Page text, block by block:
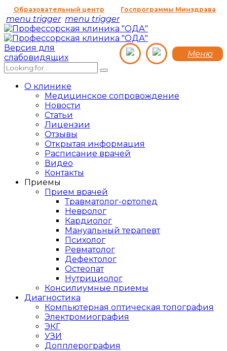
Образовательный центр Госпрограммы Минздрава
menu trigger menu trigger
Меню
Версия для
слабовидящих
О клинике
Медицинское сопровождение
Новости
Статьи
Лицензии
Отзывы
Открытая информация
Расписание врачей
Видео
Контакты
Приемы
Прием врачей
Травматолог-ортопед
Невролог
Кардиолог
Мануальный терапевт
Психолог
Ревматолог
Дефектолог
Остеопат
Нутрициолог
Консилиумные приемы
Диагностика
Компьютерная оптическая топография
Электромиография
ЭКГ
УЗИ
Допплерография